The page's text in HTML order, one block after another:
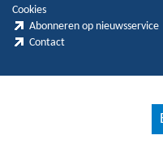
Cookies
Abonneren op nieuwsservice
Contact